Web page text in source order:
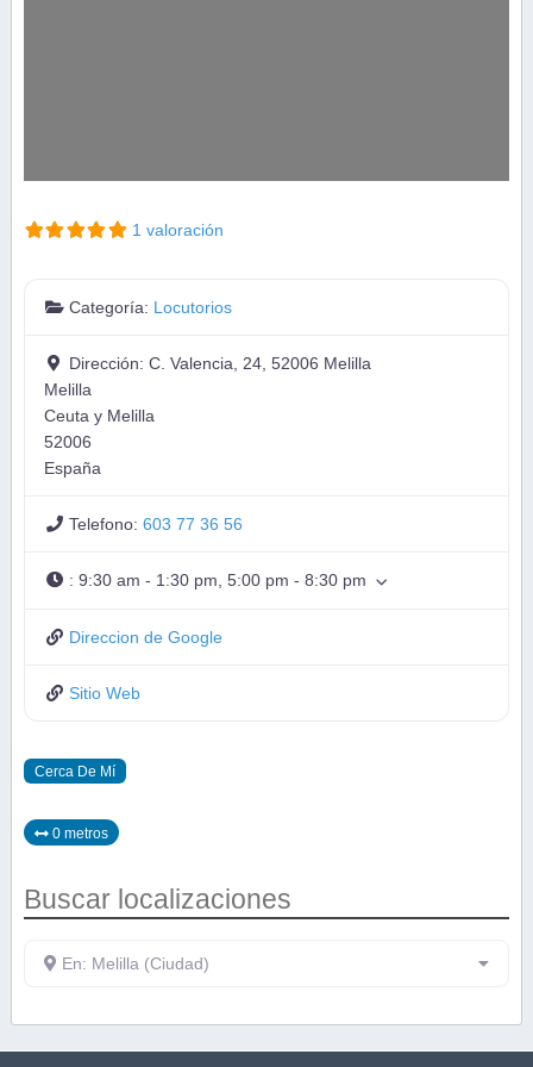
1 valoración
Categoría: Locutorios
Dirección:C. Valencia, 24, 52006 Melilla
Melilla
Ceuta y Melilla
52006
España
Telefono:603 77 36 56
:9:30 am - 1:30 pm, 5:00 pm - 8:30 pm
Direccion de Google
Sitio Web
Cerca De Mí
0 metros
Buscar localizaciones
En: Melilla (Ciudad)